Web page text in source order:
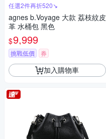
任選2件再折520↘
agnes b.Voyage 大款 荔枝紋皮
革 水桶包 黑色
$9,999
挑戰低價 券
加入購物車